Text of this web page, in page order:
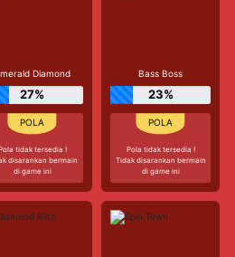
Diamond
27%
tidak tersedia !
disarankan bermain
di game ini
Bass Boss
23%
Pola tidak tersedia !
Tidak disarankan bermain
di game ini